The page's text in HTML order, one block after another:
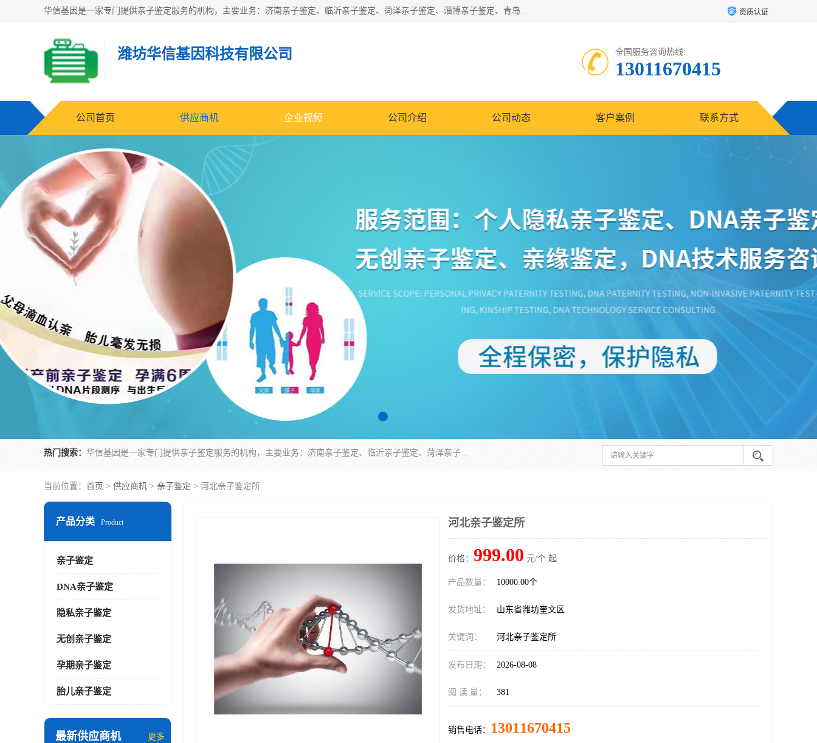
华信基因是一家专门提供亲子鉴定服务的机构，主要业务：济南亲子鉴定、临沂亲子鉴定、菏泽亲子鉴定、淄博亲子鉴定、青岛亲子鉴定、日照亲子鉴定、临朐亲子鉴定、寿光亲子鉴定等，联合广州、上海、北京、深圳、杭州、武汉、成都、合肥、贵阳、沈阳等地区有法医物证鉴定机构及基因检测公司，为国内外客户提供便捷的DNA鉴定服务。 资质认证
潍坊华信基因科技有限公司 全国服务咨询热线:
13011670415
公司首页 供应商机 企业视频 公司介绍 公司动态 客户案例 联系方式
热门搜索： 华信基因是一家专门提供亲子鉴定服务的机构，主要业务：济南亲子鉴定、临沂亲子鉴定、菏泽亲子鉴定、淄博亲子鉴定、青岛亲子鉴定、日照亲子鉴定、临朐亲子鉴定、寿光亲子鉴定等，联合广州、上海、北京、深圳、杭州、武汉、成都、合肥、贵阳、沈阳等地区有法医物证鉴定机构及基因检测公司，为国内外客户提供便捷的DNA鉴定服务。
当前位置： 首页 > 供应商机 > 亲子鉴定 > 河北亲子鉴定所
产品分类 Product
亲子鉴定
DNA亲子鉴定
隐私亲子鉴定
无创亲子鉴定
孕期亲子鉴定
胎儿亲子鉴定
最新供应商机 更多
河北亲子鉴定所
价格： 999.00 元/个 起
产品数量： 10000.00个
发货地址： 山东省潍坊奎文区
关键词： 河北亲子鉴定所
发布日期： 2026-08-08
阅 读 量： 381
销售电话： 13011670415